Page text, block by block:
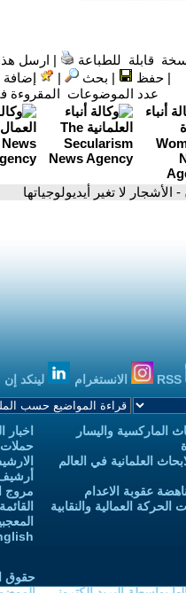
قابلة للطباعة | ارسل
|حفظ | بحث | إضافة
عدد الموضوعات المقروءة
- الأشجار لا تغير أيديولوجياتها
الانستغرام لينكد إن
الماركسية واليسار
العلمانية في العالم
عقوبة الاعدام
العمالية والنقابية
اخبار
حملات
مروج
حقوق